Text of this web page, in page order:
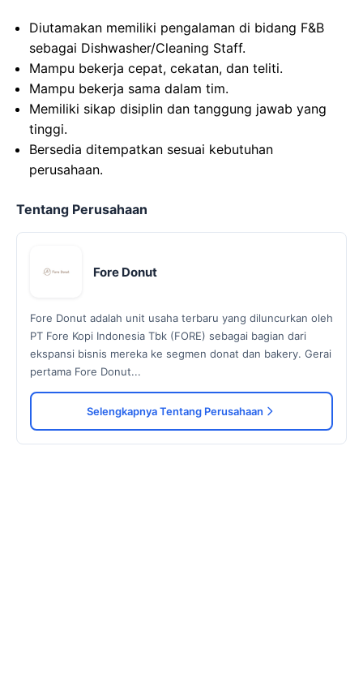
Diutamakan memiliki pengalaman di bidang F&B
sebagai Dishwasher/Cleaning Staff.
Mampu bekerja cepat, cekatan, dan teliti.
Mampu bekerja sama dalam tim.
Memiliki sikap disiplin dan tanggung jawab yang
tinggi.
Bersedia ditempatkan sesuai kebutuhan
perusahaan.
Tentang Perusahaan
Fore Donut
Fore Donut adalah unit usaha terbaru yang diluncurkan oleh
PT Fore Kopi Indonesia Tbk (FORE) sebagai bagian dari
ekspansi bisnis mereka ke segmen donat dan bakery. Gerai
pertama Fore Donut...
Selengkapnya Tentang Perusahaan